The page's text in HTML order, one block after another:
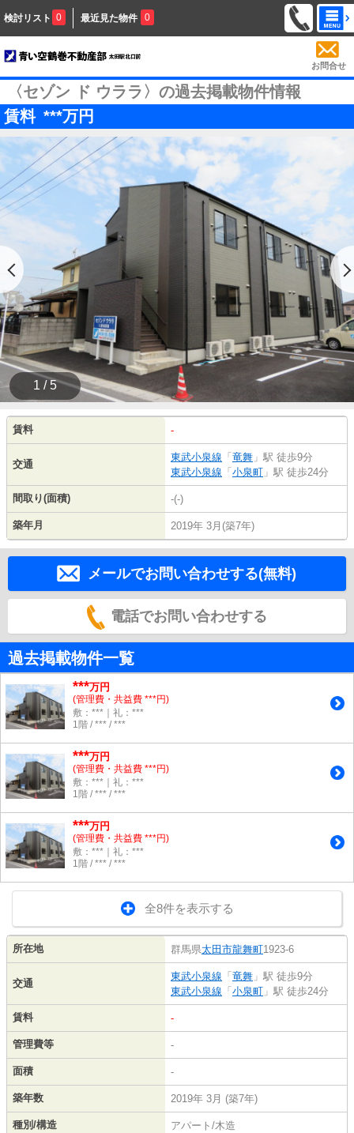
検討リスト 0 最近見た物件 0
お問合せ
〈セゾン ド ウララ〉の過去掲載物件情報
賃料 ***万円
1 / 5
賃料 -
交通
東武小泉線 「 竜舞 」駅 徒歩9分
東武小泉線 「 小泉町 」駅 徒歩24分
間取り(面積) -(-)
築年月 2019年 3月(築7年)
メールでお問い合わせする(無料)
電話でお問い合わせする
過去掲載物件一覧
***万円
(管理費・共益費 ***円)
敷：***｜礼：***
1階 / *** / ***
***万円
(管理費・共益費 ***円)
敷：***｜礼：***
1階 / *** / ***
***万円
(管理費・共益費 ***円)
敷：***｜礼：***
1階 / *** / ***
全8件を表示する
所在地 群馬県太田市龍舞町1923-6
交通
東武小泉線 「 竜舞 」駅 徒歩9分
東武小泉線 「 小泉町 」駅 徒歩24分
賃料 -
管理費等 -
面積 -
築年数 2019年 3月 (築7年)
種別/構造 アパート/木造